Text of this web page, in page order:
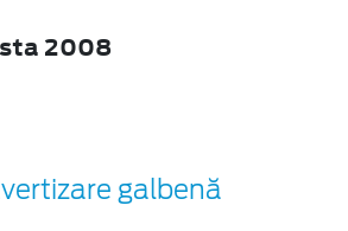
2008
galbenă